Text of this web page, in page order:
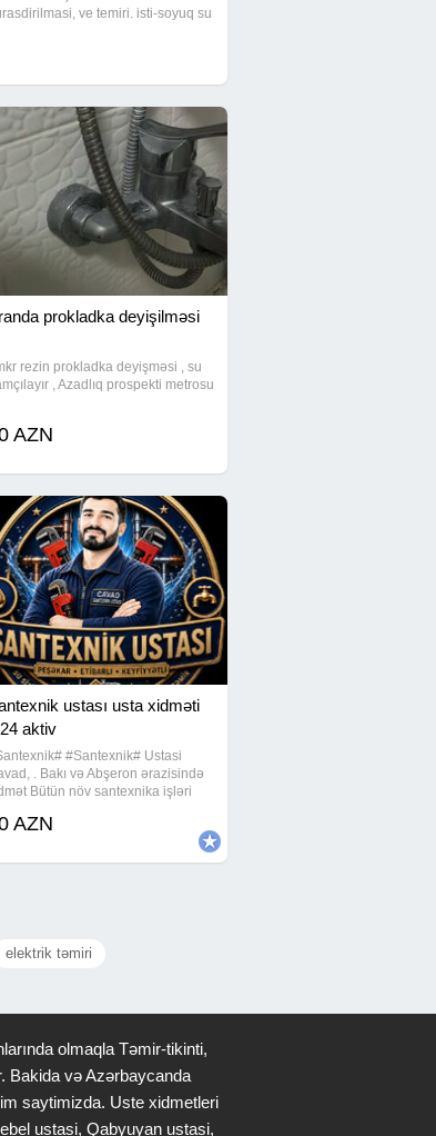
ve temiri. isti-soyuq su
prokladka deyişilməsi
rezin prokladka deyişməsi , su
, Azadlıq prospekti metrosu
AZN
ustası usta xidməti
aktiv
#Santexnik# Ustasi
. Bakı və Abşeron ərazisində
Bütün növ santexnika işləri
binalar, ofislər - hər məkanda
AZN
elektrik təmiri
olmaqla Təmir-tikinti,
Bakida və Azərbaycanda
saytimizda. Uste xidmetleri
ustasi, Qabyuyan ustasi,